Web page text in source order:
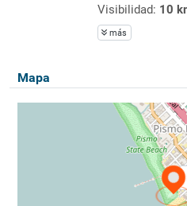
Visibilidad: 10
más
Mapa